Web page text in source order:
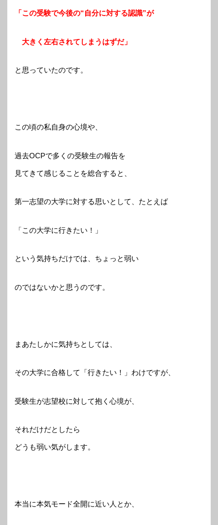
「この受験で今後の“自分に対する認識”が
大きく左右されてしまうはずだ」
と思っていたのです。
この頃の私自身の心境や、
過去OCPで多くの受験生の報告を
見てきて感じることを総合すると、
第一志望の大学に対する思いとして、たとえば
「この大学に行きたい！」
という気持ちだけでは、ちょっと弱い
のではないかと思うのです。
まあたしかに気持ちとしては、
その大学に合格して「行きたい！」わけですが、
受験生が志望校に対して抱く心境が、
それだけだとしたら
どうも弱い気がします。
本当に本気モード全開に近い人とか、